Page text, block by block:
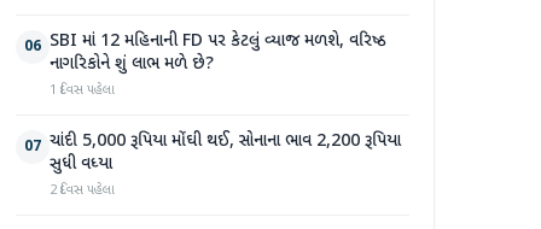
06 SBI માં 12 મહિનાની FD પર કેટલું વ્યાજ મળશે, વરિષ્ઠ
નાગરિકોને શું લાભ મળે છે?
1 દિવસ પહેલા
07 ચાંદી 5,000 રૂપિયા મોંઘી થઈ, સોનાના ભાવ 2,200 રૂપિયા
સુધી વધ્યા
2 દિવસ પહેલા